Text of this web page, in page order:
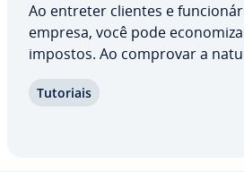
Ao entreter clientes e
empresa, você pode
impostos. Ao comprovar a
uma apenas uma fração do
Tutoriais